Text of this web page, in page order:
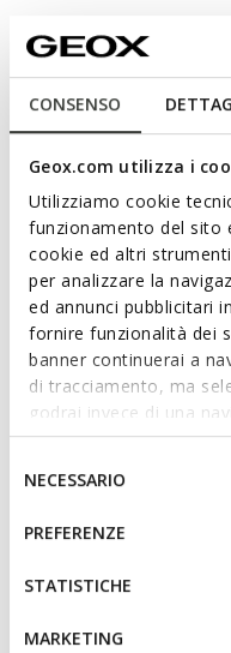
CONSENSO
Geox.com utilizza i
Utilizziamo cookie
funzionamento del sito
cookie ed altri
per analizzare la
ed annunci pubblicitari
fornire funzionalità dei
banner continuerai a
di tracciamento, ma
godrai invece di una
base dei tuoi gusti ed
IMPOSTAZIONI potrai
altri strumenti di
informazioni o per
tue impostazioni, visita
consenso
NECESSARIO
PREFERENZE
STATISTICHE
MARKETING
Beschrijving
Damessneakers met
geïnspireerd op
witte en lichtgouden
comfortabel en maakt je
sportief tintje.
ITEMCODE:
Meer lezen
Kenmerken
Snel en
Zooldikte: 3,5 cm /
Materialen